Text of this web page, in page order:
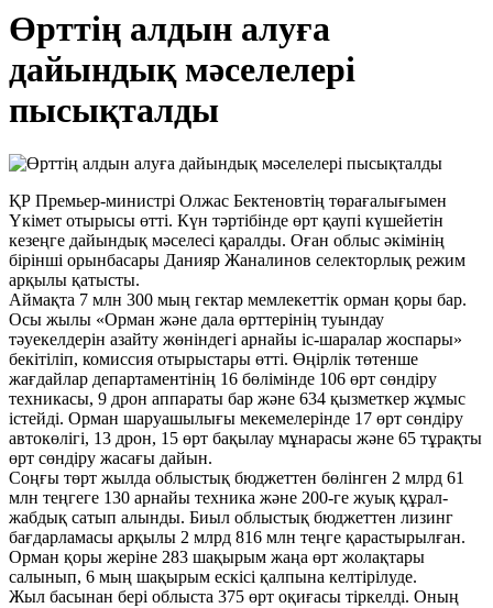
Өрттің алдын алуға
дайындық мәселелері
пысықталды
ҚР Премьер-министрі Олжас Бектеновтің төрағалығымен
Үкімет отырысы өтті. Күн тәртібінде өрт қаупі күшейетін
кезеңге дайындық мәселесі қаралды. Оған облыс әкімінің
бірінші орынбасары Данияр Жаналинов селекторлық режим
арқылы қатысты.
​Аймақта 7 млн 300 мың гектар мемлекеттік орман қоры бар.
Осы жылы «Орман және дала өрттерінің туындау
тәуекелдерін азайту жөніндегі арнайы іс-шаралар жоспары»
бекітіліп, комиссия отырыстары өтті. Өңірлік төтенше
жағдайлар департаментінің 16 бөлімінде 106 өрт сөндіру
техникасы, 9 дрон аппараты бар және 634 қызметкер жұмыс
істейді. Орман шаруашылығы мекемелерінде 17 өрт сөндіру
автокөлігі, 13 дрон, 15 өрт бақылау мұнарасы және 65 тұрақты
өрт сөндіру жасағы дайын.
​Соңғы төрт жылда облыстық бюджеттен бөлінген 2 млрд 61
млн теңгеге 130 арнайы техника және 200-ге жуық құрал-
жабдық сатып алынды. Биыл облыстық бюджеттен лизинг
бағдарламасы арқылы 2 млрд 816 млн теңге қарастырылған.
Орман қоры жеріне 283 шақырым жаңа өрт жолақтары
салынып, 6 мың шақырым ескісі қалпына келтірілуде.
​Жыл басынан бері облыста 375 өрт оқиғасы тіркелді. Оның